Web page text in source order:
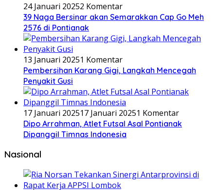
24 Januari 20252 Komentar
39 Naga Bersinar akan Semarakkan Cap Go Meh
2576 di Pontianak
13 Januari 20251 Komentar
Pembersihan Karang Gigi, Langkah Mencegah
Penyakit Gusi
17 Januari 202517 Januari 20251 Komentar
Dipo Arrahman, Atlet Futsal Asal Pontianak
Dipanggil Timnas Indonesia
Nasional